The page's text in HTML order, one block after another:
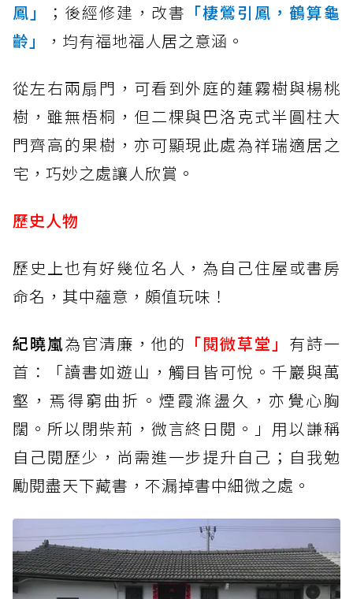
鳳」
；後經修建，改書 「棲鶯引鳳，鶴算龜
齡」
，均有福地福人居之意涵。
從左右兩扇門，可看到外庭的蓮霧樹與楊桃
樹，雖無梧桐，但二棵與巴洛克式半圓柱大
門齊高的果樹，亦可顯現此處為祥瑞適居之
宅，巧妙之處讓人欣賞。
歷史人物
歷史上也有好幾位名人，為自己住屋或書房
命名，其中蘊意，頗值玩味！
紀曉嵐為官清廉，他的 「閱微草堂」 有詩一
首：「讀書如遊山，觸目皆可悅。千巖與萬
壑，焉得窮曲折。煙霞滌盪久，亦覺心胸
闊。所以閉柴荊，微言終日閱。」用以謙稱
自己閱歷少，尚需進一步提升自己；自我勉
勵閱盡天下藏書，不漏掉書中細微之處。